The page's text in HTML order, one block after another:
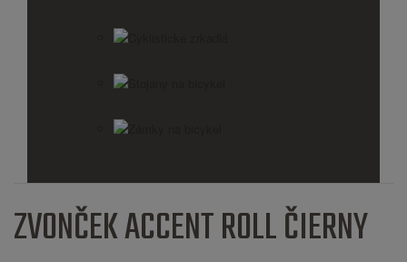
ZVONČEK ACCENT ROLL ČIERNY